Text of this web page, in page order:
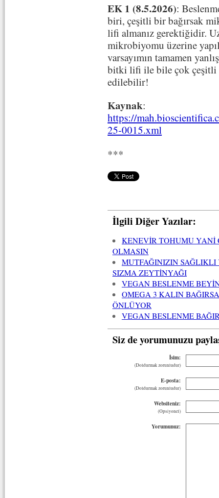
EK 1 (8.5.2026):
biri, çeşitli bir bağırsak
lifi almanız gerektiğidir.
mikrobiyomu üzerine
varsayımın tamamen
bitki lifi ile bile çok çeşitli
edilebilir!
Kaynak:
https://
25-0015.xml
***
İlgili Diğer Yazılar:
KENEVİR TOHUMU YANİ
OLMASIN
MUTFAĞINIZIN SAĞLIKLI
SIZMA ZEYTİNYAĞI
VEGAN BESLENME
OMEGA 3 KALIN
ÖNLÜYOR
VEGAN BESLENME
Siz de yorumunuzu
İsim:
(Doldurmak zorunludur)
E-posta:
(Doldurmak zorunludur)
Websiteniz:
(Opsiyonel)
Yorumunuz: